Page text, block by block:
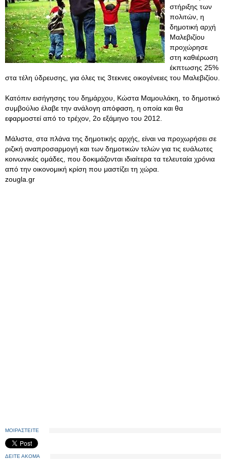
στήριξης των
πολιτών, η
δημοτική αρχή
Μαλεβιζίου
προχώρησε
στη καθιέρωση
έκπτωσης 25%
στα τέλη ύδρευσης, για όλες τις 3τεκνες οικογένειες του Μαλεβιζίου.
Κατόπιν εισήγησης του δημάρχου, Κώστα Μαμουλάκη, το δημοτικό
συμβούλιο έλαβε την ανάλογη απόφαση, η οποία και θα
εφαρμοστεί από το τρέχον, 2ο εξάμηνο του 2012.
Μάλιστα, στα πλάνα της δημοτικής αρχής, είναι να προχωρήσει σε
ριζική αναπροσαρμογή και των δημοτικών τελών για τις ευάλωτες
κοινωνικές ομάδες, που δοκιμάζονται ιδιαίτερα τα τελευταία χρόνια
από την οικονομική κρίση που μαστίζει τη χώρα.
zougla.gr
ΜΟΙΡΑΣΤΕΙΤΕ
ΔΕΙΤΕ ΑΚΟΜΑ